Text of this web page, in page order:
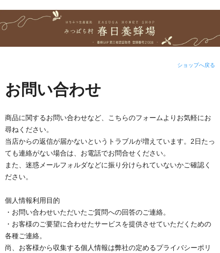
ショップへ戻る
お問い合わせ
商品に関するお問い合わせなど、こちらのフォームよりお気軽にお
尋ねください。
当店からの返信が届かないというトラブルが増えています。2日たっ
ても連絡がない場合は、お電話でお問合せください。
また、迷惑メールフォルダなどに振り分けられていないかご確認く
ださい。
個人情報利用目的
・お問い合わせいただいたご質問への回答のご連絡。
・お客様のご要望に合わせたサービスを提供させていただくための
各種ご連絡。
尚、お客様から収集する個人情報は弊社の定めるプライバシーポリ